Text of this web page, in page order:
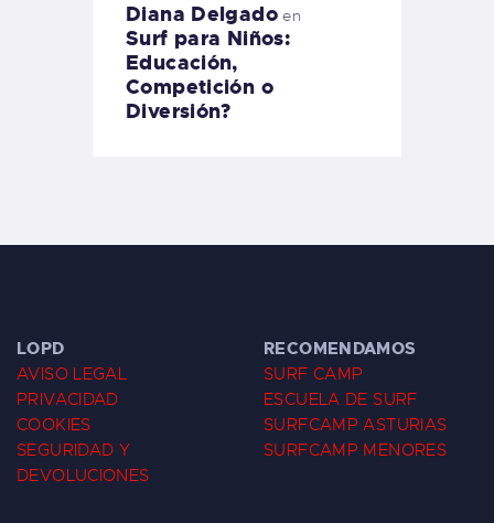
Diana Delgadoen
Surf para Niños:
Educación,
Competición o
Diversión?
LOPD
AVISO LEGAL
PRIVACIDAD
COOKIES
SEGURIDAD Y
DEVOLUCIONES
RECOMENDAMOS
SURF CAMP
ESCUELA DE SURF
SURFCAMP ASTURIAS
SURFCAMP MENORES